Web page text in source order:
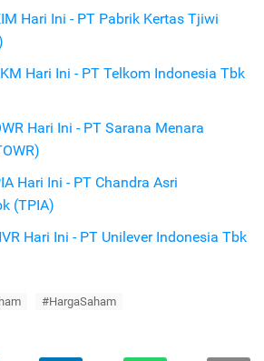
Hari Ini - PT Pabrik Kertas Tjiwi
Hari Ini - PT Telkom Indonesia Tbk
Hari Ini - PT Sarana Menara
Hari Ini - PT Chandra Asri
(TPIA)
Hari Ini - PT Unilever Indonesia Tbk
#HargaSaham